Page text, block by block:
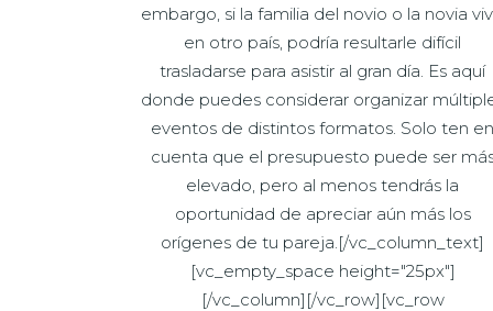
embargo, si la familia del novio o la novia
en otro país, podría resultarle difícil
trasladarse para asistir al gran día. Es aquí
donde puedes considerar organizar
eventos de distintos formatos. Solo ten en
cuenta que el presupuesto puede ser
elevado, pero al menos tendrás la
oportunidad de apreciar aún más los
orígenes de tu pareja.[/vc_column_text]
[vc_empty_space height="25px"]
[/vc_column][/vc_row][vc_row